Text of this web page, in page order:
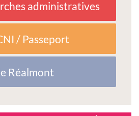
administratives
/ Passeport
Réalmont